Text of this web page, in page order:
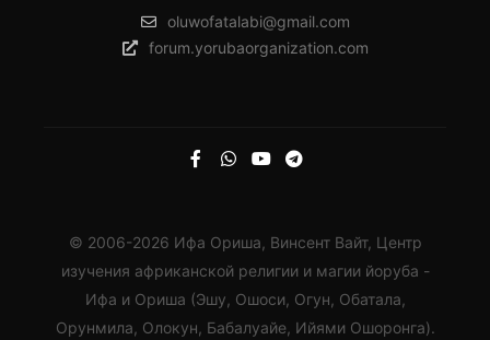
oluwofatalabi@gmail.com
forum.yorubaorganization.com
© 2006-2026 Ифа Ориша, Винсент Вайт, Центр
изучения африканской религии и магии йоруба -
Ифа и Ориша (Эшу, Ошоси, Огун, Обатала,
Орунмила, Олокун, Бабалуайе, Ийями Ошоронга).